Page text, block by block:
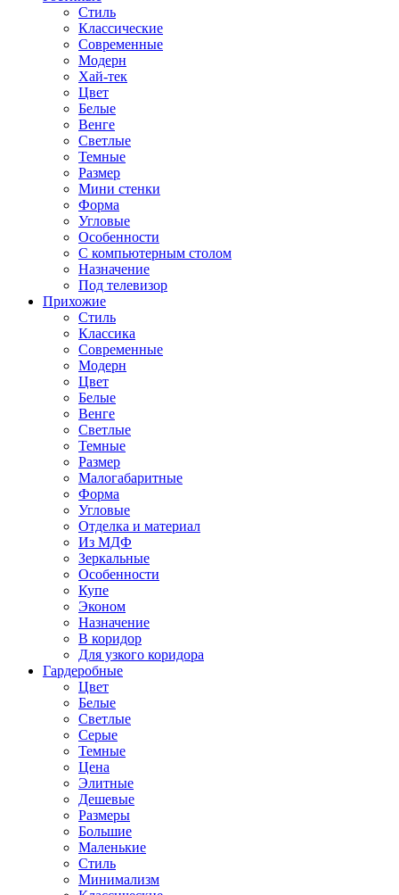
Стиль
Классические
Современные
Модерн
Хай-тек
Цвет
Белые
Венге
Светлые
Темные
Размер
Мини стенки
Форма
Угловые
Особенности
С компьютерным столом
Назначение
Под телевизор
Прихожие
Стиль
Классика
Современные
Модерн
Цвет
Белые
Венге
Светлые
Темные
Размер
Малогабаритные
Форма
Угловые
Отделка и материал
Из МДФ
Зеркальные
Особенности
Купе
Эконом
Назначение
В коридор
Для узкого коридора
Гардеробные
Цвет
Белые
Светлые
Серые
Темные
Цена
Элитные
Дешевые
Размеры
Большие
Маленькие
Стиль
Минимализм